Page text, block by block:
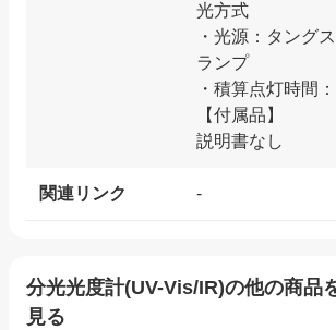
光方式
・光源：タング
ランプ
・積算点灯時間
【付属品】
関連リンク -
分光光度計(UV-Vis/IR)の他の商品
見る